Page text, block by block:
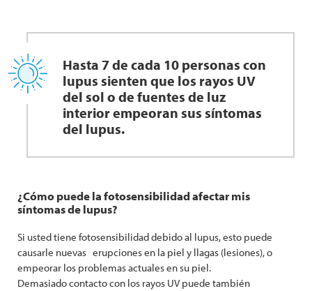
Hasta 7 de cada 10 personas con
lupus sienten que los rayos UV
del sol o de fuentes de luz
interior empeoran sus síntomas
del lupus.
¿Cómo puede la fotosensibilidad afectar mis
síntomas de lupus?
Si usted tiene fotosensibilidad debido al lupus, esto puede
causarle nuevas erupciones en la piel y llagas (lesiones), o
empeorar los problemas actuales en su piel.
Demasiado contacto con los rayos UV puede también